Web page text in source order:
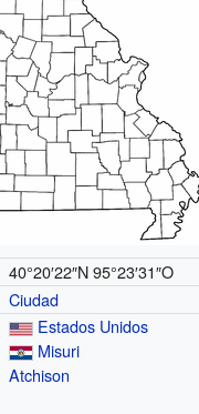
40°20′22″N 95°23′31″O
Ciudad
Estados Unidos
Misuri
Atchison